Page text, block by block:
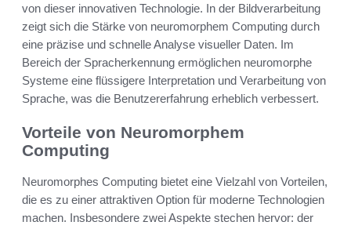
von dieser innovativen Technologie. In der Bildverarbeitung
zeigt sich die Stärke von neuromorphem Computing durch
eine präzise und schnelle Analyse visueller Daten. Im
Bereich der Spracherkennung ermöglichen neuromorphe
Systeme eine flüssigere Interpretation und Verarbeitung von
Sprache, was die Benutzererfahrung erheblich verbessert.
Vorteile von Neuromorphem
Computing
Neuromorphes Computing bietet eine Vielzahl von Vorteilen,
die es zu einer attraktiven Option für moderne Technologien
machen. Insbesondere zwei Aspekte stechen hervor: der